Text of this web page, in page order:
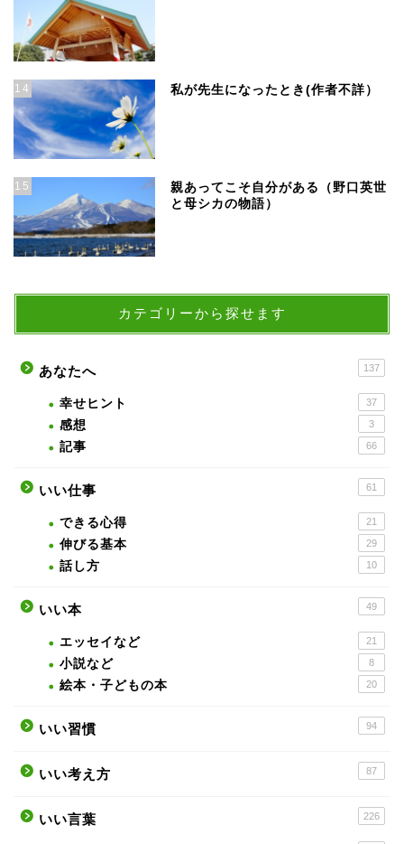
14 私が先生になったとき(作者不詳）
15
親あってこそ自分がある（野口英世
と母シカの物語）
カテゴリーから探せます
あなたへ 137
幸せヒント 37
感想 3
記事 66
いい仕事 61
できる心得 21
伸びる基本 29
話し方 10
いい本 49
エッセイなど 21
小説など 8
絵本・子どもの本 20
いい習慣 94
いい考え方 87
いい言葉 226